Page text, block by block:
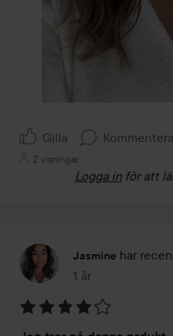
Gilla Kommentera
2 visningar
Logga in för att
Jasmine har
1 år
Inlägget skapades